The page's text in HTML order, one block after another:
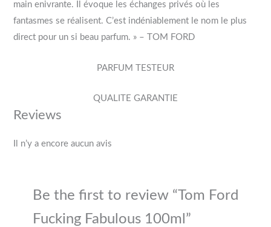
main enivrante. Il évoque les échanges privés où les
fantasmes se réalisent. C’est indéniablement le nom le plus
direct pour un si beau parfum. » – TOM FORD
PARFUM TESTEUR
QUALITE GARANTIE
Reviews
Il n’y a encore aucun avis
Be the first to review “Tom Ford
Fucking Fabulous 100ml”